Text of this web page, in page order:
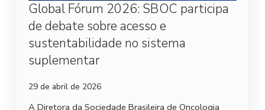
Global Fórum 2026: SBOC participa
de debate sobre acesso e
sustentabilidade no sistema
suplementar
29 de abril de 2026
A Diretora da Sociedade Brasileira de Oncologia